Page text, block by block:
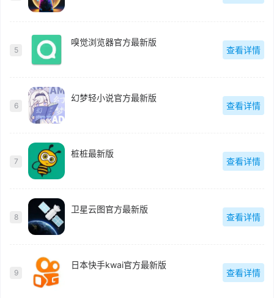
5
嗅觉浏览器官方最新版
查看详情
6
幻梦轻小说官方最新版
查看详情
7
桩桩最新版
查看详情
8
卫星云图官方最新版
查看详情
9
日本快手kwai官方最新版
查看详情